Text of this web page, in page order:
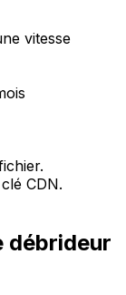
vitesse
CDN.
débrideur